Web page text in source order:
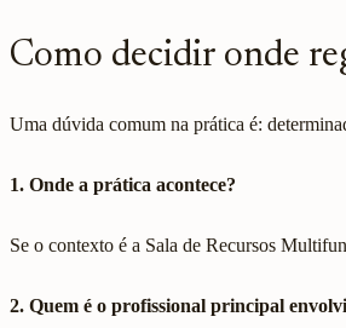
Como decidir onde
Uma dúvida comum na prática é:
1. Onde a prática acontece?
Se o contexto é a Sala de Recursos
2. Quem é o profissional principal